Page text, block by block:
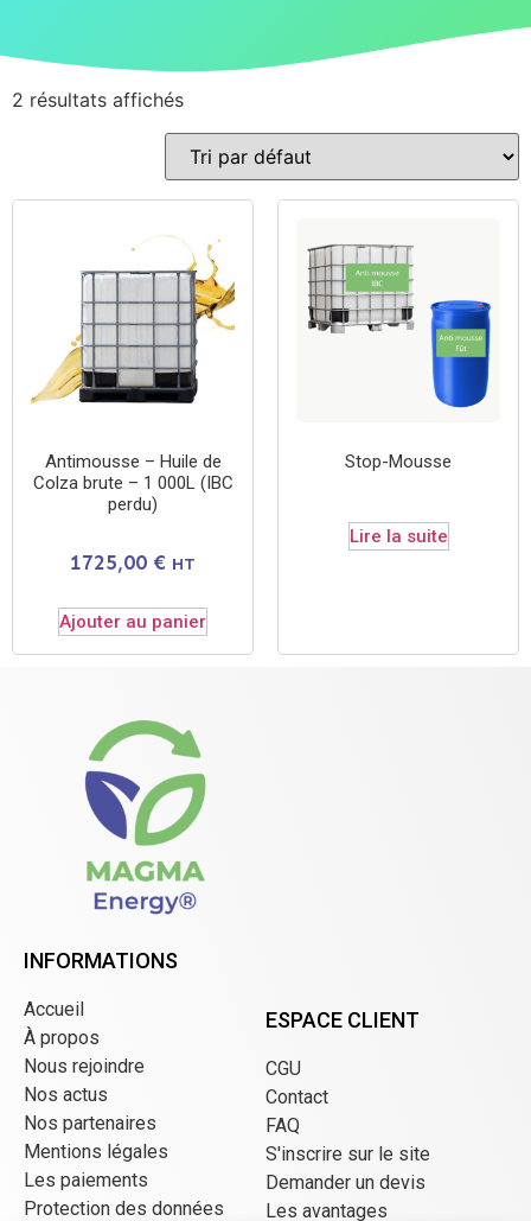
2 résultats affichés
Antimousse – Huile de
Colza brute – 1 000L (IBC
perdu)
1725,00 € HT
Ajouter au panier
Stop-Mousse
Lire la suite
INFORMATIONS
Accueil
À propos
Nous rejoindre
Nos actus
Nos partenaires
Mentions légales
Les paiements
Protection des données
ESPACE CLIENT
CGU
Contact
FAQ
S'inscrire sur le site
Demander un devis
Les avantages